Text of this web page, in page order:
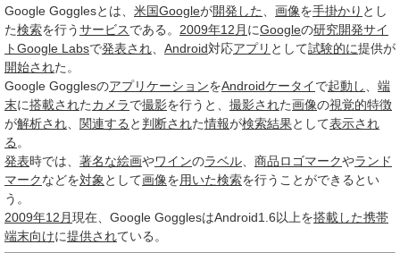
Google Gogglesとは、 米国Googleが開発した 画像を手掛かり とし
た検索を行うサービスである。 2009年12月 にGoogleの研究開発サイ
トGoogle Labsで発表され Android対応アプリ として試験的に提供が
開始された。
Google GogglesのアプリケーションをAndroidケータイで起動し
端
末に搭載されたカメラで撮影を行うと、 撮影された画像の視覚的特徴
が解析され 関連する と 判断された情報が検索結果として表示され
る 。
発表時では、 著名な絵画やワインのラベル 商品ロゴマークやランド
マークなどを対象 として画像を用いた検索を行うことができるとい
う。
2009年12月現在、Google GogglesはAndroid1.6以上を搭載した携帯
端末向けに提供されている。